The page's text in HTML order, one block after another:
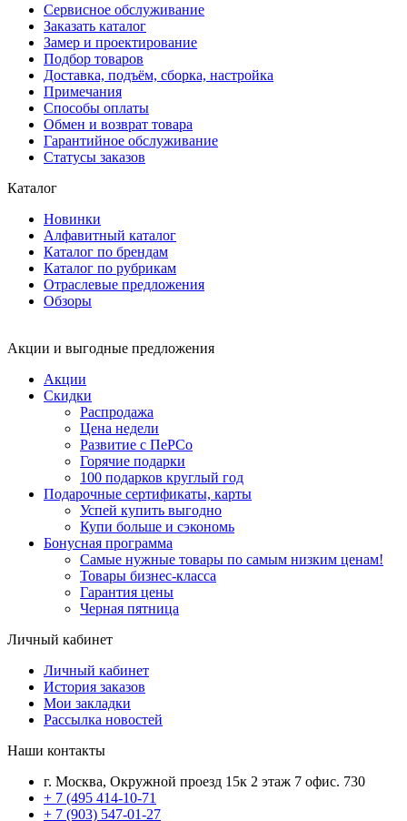
Сервисное обслуживание
Заказать каталог
Замер и проектирование
Подбор товаров
Доставка, подъём, сборка, настройка
Примечания
Способы оплаты
Обмен и возврат товара
Гарантийное обслуживание
Статусы заказов
Каталог
Новинки
Алфавитный каталог
Каталог по брендам
Каталог по рубрикам
Отраслевые предложения
Обзоры
Акции и выгодные предложения
Акции
Скидки
Распродажа
Цена недели
Развитие с ПеРСо
Горячие подарки
100 подарков круглый год
Подарочные сертификаты, карты
Успей купить выгодно
Купи больше и сэкономь
Бонусная программа
Самые нужные товары по самым низким ценам!
Товары бизнес-класса
Гарантия цены
Черная пятница
Личный кабинет
Личный кабинет
История заказов
Мои закладки
Рассылка новостей
Наши контакты
г. Москва, Окружной проезд 15к 2 этаж 7 офис. 730
+ 7 (495 414-10-71
+ 7 (903) 547-01-27